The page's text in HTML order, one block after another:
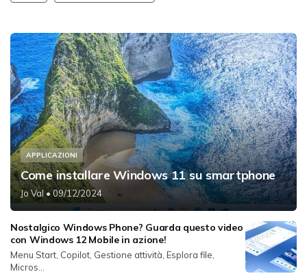
APPLICAZIONI
Come installare Windows 11 su smartphone
Jo Val• 09/12/2024
Nostalgico Windows Phone? Guarda questo video
con Windows 12 Mobile in azione!
Menu Start, Copilot, Gestione attività, Esplora file,
Micros...